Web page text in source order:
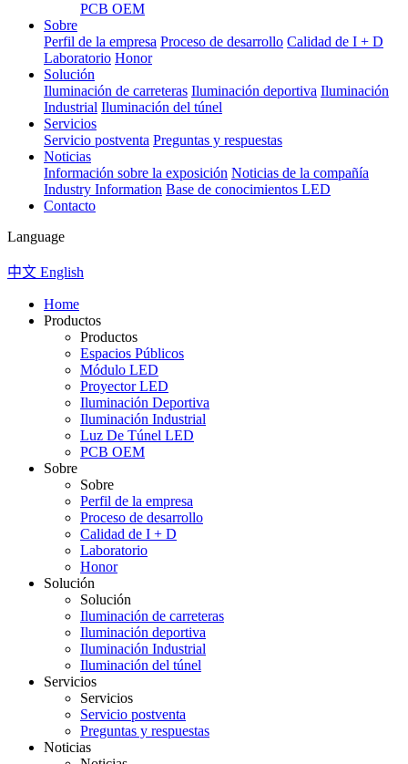
PCB OEM
Sobre
Perfil de la empresa Proceso de desarrollo Calidad de I + D
Laboratorio Honor
Solución
Iluminación de carreteras Iluminación deportiva Iluminación
Industrial Iluminación del túnel
Servicios
Servicio postventa Preguntas y respuestas
Noticias
Información sobre la exposición Noticias de la compañía
Industry Information Base de conocimientos LED
Contacto
Language
中文 English
Home
Productos
Productos
Espacios Públicos
Módulo LED
Proyector LED
Iluminación Deportiva
Iluminación Industrial
Luz De Túnel LED
PCB OEM
Sobre
Sobre
Perfil de la empresa
Proceso de desarrollo
Calidad de I + D
Laboratorio
Honor
Solución
Solución
Iluminación de carreteras
Iluminación deportiva
Iluminación Industrial
Iluminación del túnel
Servicios
Servicios
Servicio postventa
Preguntas y respuestas
Noticias